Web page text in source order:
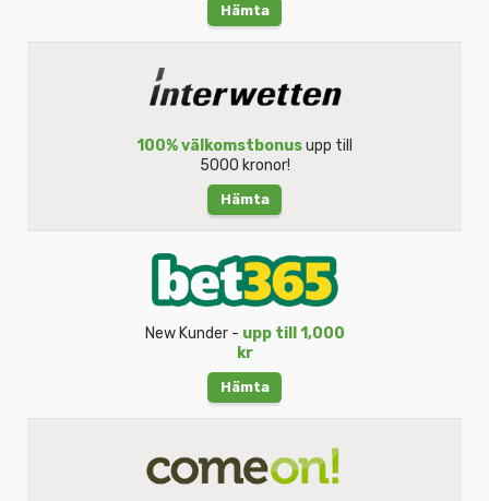
Hämta
100% välkomstbonusupp till
5000 kronor!
Hämta
New Kunder - upp till 1,000
kr
Hämta